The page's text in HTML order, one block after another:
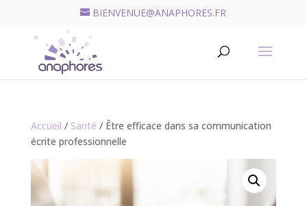
BIENVENUE@ANAPHORES.FR
Accueil / Santé / Être efficace dans sa communication
écrite professionnelle